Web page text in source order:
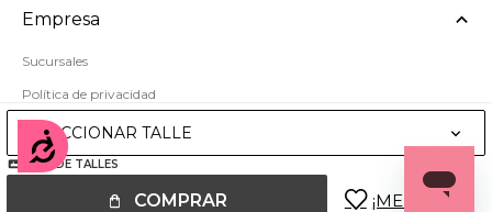
Accesibilidad
SELECCIONAR TALLE
GUÍA DE TALLES
COMPRAR
Empresa
Sucursales
Política de privacidad
Mapa del sitio